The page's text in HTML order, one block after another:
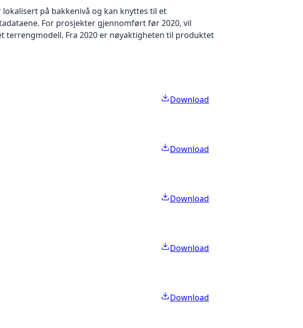
på bakkenivå og kan knyttes til et
For prosjekter gjennomført før 2020, vil
terrengmodell. Fra 2020 er nøyaktigheten til produktet
Download
Download
Download
Download
Download